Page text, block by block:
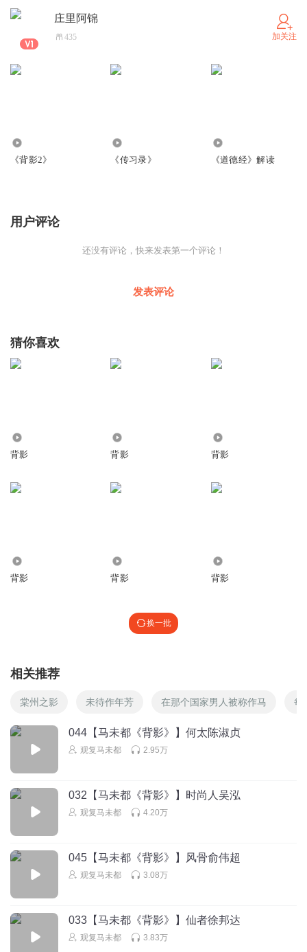
庄里阿锦
435 加关注
《背影2》 《传习录》 《道德经》解读
用户评论
还没有评论，快来发表第一个评论！
发表评论
猜你喜欢
背影 背影 背影
背影 背影 背影
换一批
相关推荐
棠州之影 未待作年芳 在那个国家男人被称作马 每
044【马未都《背影》】何太陈淑贞
观复马未都 2.95万
032【马未都《背影》】时尚人吴泓
观复马未都 4.20万
045【马未都《背影》】风骨俞伟超
观复马未都 3.08万
033【马未都《背影》】仙者徐邦达
观复马未都 3.83万